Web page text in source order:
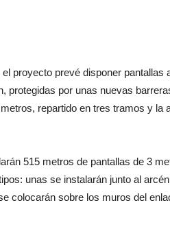
proyecto prevé disponer pantallas
protegidas por unas nuevas
repartido en tres tramos y la
515 metros de pantallas de 3
unas se instalarán junto al
colocarán sobre los muros del